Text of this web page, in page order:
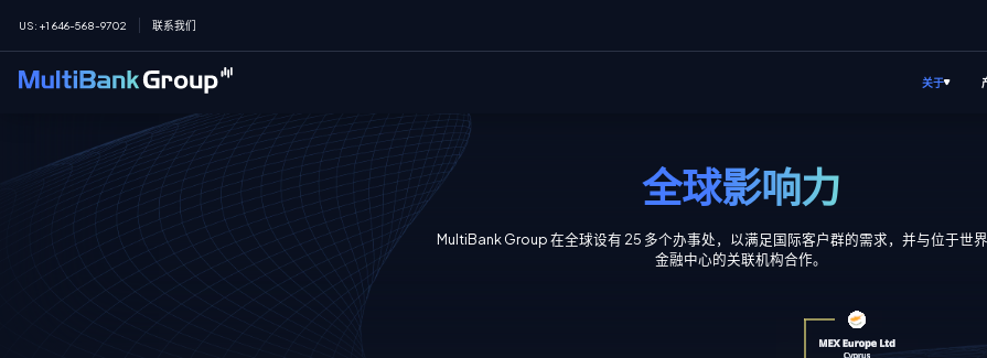
US: +1 646-568-9702 联系我们
关于
全球影响力
MultiBank Group 在全球设有 25 多个办事处，以满足国际客户群的需求，并与位于世
金融中心的关联机构合作。